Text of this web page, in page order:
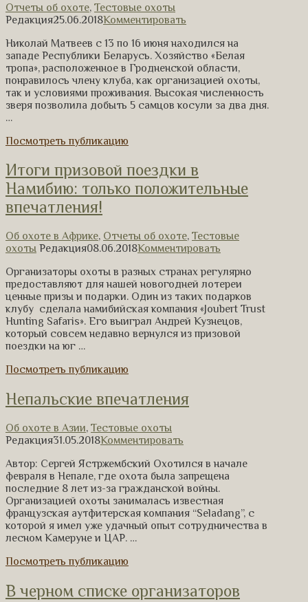
Отчеты об охоте, Тестовые охоты
Редакция25.06.2018Комментировать
Николай Матвеев с 13 по 16 июня находился на
западе Республики Беларусь. Хозяйство «Белая
тропа», расположенное в Гродненской области,
понравилось члену клуба, как организацией охоты,
так и условиями проживания. Высокая численность
зверя позволила добыть 5 самцов косули за два дня.
…
Посмотреть публикацию
Итоги призовой поездки в
Намибию: только положительные
впечатления!
Об охоте в Африке, Отчеты об охоте, Тестовые
охоты Редакция08.06.2018Комментировать
Организаторы охоты в разных странах регулярно
предоставляют для нашей новогодней лотереи
ценные призы и подарки. Один из таких подарков
клубу сделала намибийская компания «Joubert Trust
Hunting Safaris». Его выиграл Андрей Кузнецов,
который совсем недавно вернулся из призовой
поездки на юг …
Посмотреть публикацию
Непальские впечатления
Об охоте в Азии, Тестовые охоты
Редакция31.05.2018Комментировать
Автор: Сергей Ястржембский Охотился в начале
февраля в Непале, где охота была запрещена
последние 8 лет из-за гражданской войны.
Организацией охоты занималась известная
французская аутфитерская компания “Seladang”, с
которой я имел уже удачный опыт сотрудничества в
лесном Камеруне и ЦАР. …
Посмотреть публикацию
В черном списке организаторов